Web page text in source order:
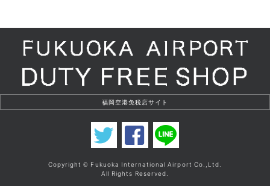
Copyright© Fukuoka International Airport Co.,Ltd.
All Rights Reserved.